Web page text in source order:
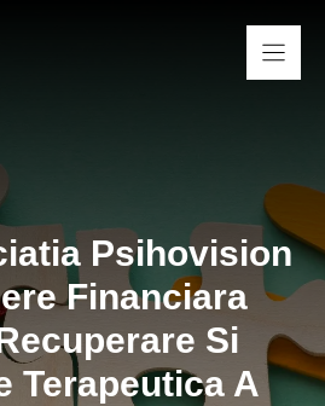
Psihovision
Financiara
Si
Terapeutica A